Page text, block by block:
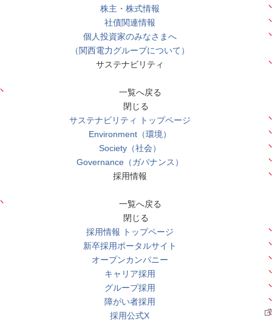
株主・株式情報
社債関連情報
個人投資家のみなさまへ
（関西電力グループについて）
サステナビリティ
一覧へ戻る
閉じる
サステナビリティ トップページ
Environment（環境）
Society（社会）
Governance（ガバナンス）
採用情報
一覧へ戻る
閉じる
採用情報 トップページ
新卒採用ポータルサイト
オープンカンパニー
キャリア採用
グループ採用
障がい者採用
採用公式X